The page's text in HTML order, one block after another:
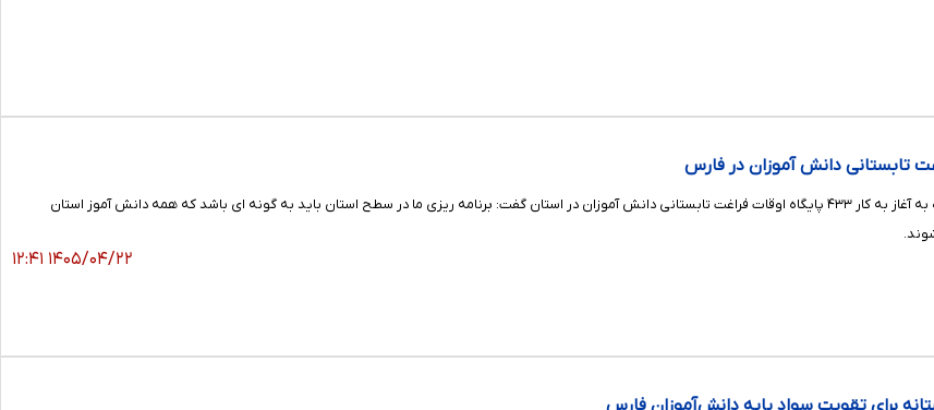
مدیرکل آموزش و پرورش فارس با اشاره به آغاز به کار ۴۳۳ پایگاه اوقات فراغت تابستانی دانش آموزان در استان گفت: برنامه ریزی ما در سطح استان باید به گونه ای باشد که همه دانش آموز استان
۱۴۰۵/۰۴/۲۲ ۱۲:۴۱